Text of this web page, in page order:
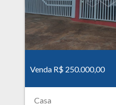
Venda R$ 250.000,00
Casa